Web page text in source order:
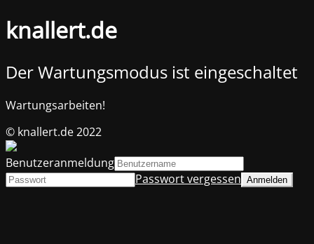
knallert.de
Der Wartungsmodus ist eingeschaltet
Wartungsarbeiten!
© knallert.de 2022
Benutzeranmeldung
Passwort vergessen